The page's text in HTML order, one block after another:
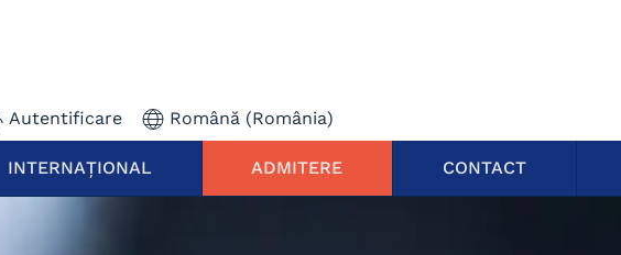
Autentificare Română (România)
INTERNAȚIONAL ADMITERE CONTACT